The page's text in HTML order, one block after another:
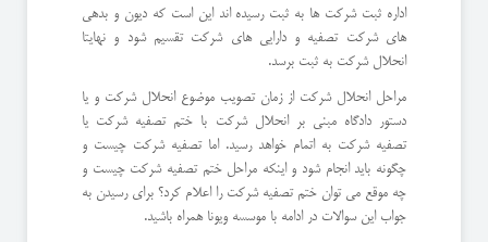
اداره ثبت شرکت ها به ثبت رسیده اند این است که دیون و بدهی
های شرکت تصفیه و دارایی های شرکت تقسیم شود و نهایتا
انحلال شرکت به ثبت برسد.
مراحل انحلال شرکت از زمان تصویب موضوع انحلال شرکت و یا
دستور دادگاه مبنی بر انحلال شرکت با ختم تصفیه شرکت یا
تصفیه شرکت به اتمام خواهد رسید. اما تصفیه شرکت چیست و
چگونه باید انجام شود و اینکه مراحل ختم تصفیه شرکت چیست و
چه موقع می توان ختم تصفیه شرکت را اعلام کرد؟ برای رسیدن به
جواب این سوالات در ادامه با موسسه ویونا همراه باشید.